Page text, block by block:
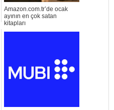
Amazon.com.tr’de ocak
ayının en çok satan
kitapları